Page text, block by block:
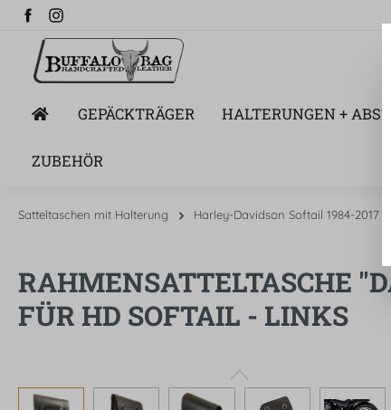
GEPÄCKTRÄGER HALTERUNGEN +
ZUBEHÖR
Satteltaschen mit Halterung Harley-Davidson Softail 1984-2017
RAHMENSATTELTASCHE
FÜR HD SOFTAIL - LINKS
Bildergalerie überspringen